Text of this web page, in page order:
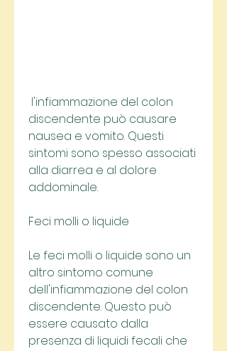
discendente può causare
nausea e vomito. Questi
sintomi sono spesso associati
alla diarrea e al dolore
addominale.
Feci molli o liquide
Le feci molli o liquide sono un
altro sintomo comune
dell'infiammazione del colon
discendente. Questo può
essere causato dalla
presenza di liquidi fecali che